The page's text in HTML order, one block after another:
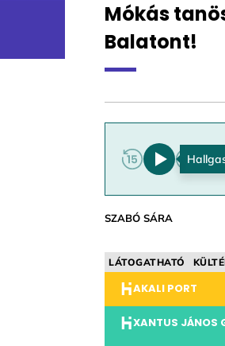
Mókás
Balatont!
0:00
SZABÓ SÁRA
LÁTOGATHATÓ
AKALI PORT
XANTUS JÁNOS